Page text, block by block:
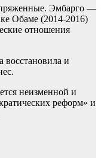
Эмбарго —
Обаме (2014-2016)
отношения
восстановила и
неизменной и
реформ» и